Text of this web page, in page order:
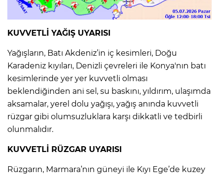
KUVVETLİ YAĞIŞ UYARISI
Yağışların, Batı Akdeniz’in iç kesimleri, Doğu
Karadeniz kıyıları, Denizli çevreleri ile Konya'nın batı
kesimlerinde yer yer kuvvetli olması
beklendiğinden ani sel, su baskını, yıldırım, ulaşımda
aksamalar, yerel dolu yağışı, yağış anında kuvvetli
rüzgar gibi olumsuzluklara karşı dikkatli ve tedbirli
olunmalıdır.
KUVVETLİ RÜZGAR UYARISI
Rüzgarın, Marmara’nın güneyi ile Kıyı Ege’de kuzey